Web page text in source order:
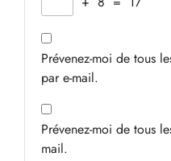
Prévenez-moi de tous
par e-mail.
Prévenez-moi de tous
mail.